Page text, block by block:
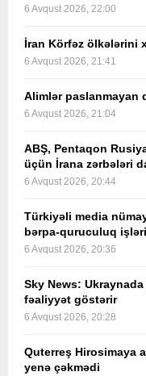
6 Avqust 2026, 22:00
İran Körfəz ölkələrini
6 Avqust 2026, 21:41
Alimlər paslanmayan
6 Avqust 2026, 21:04
ABŞ, Pentaqon
üçün İrana zərbələri
6 Avqust 2026, 20:44
Türkiyəli media
bərpa-quruculuq
6 Avqust 2026, 20:36
Sky News: Ukraynada
fəaliyyət göstərir
6 Avqust 2026, 20:28
Quterreş Hirosimaya
yenə çəkmədi